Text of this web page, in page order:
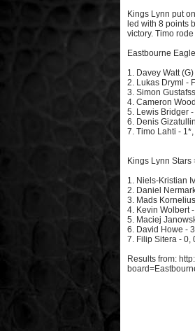
Kings Lynn put
led with 8 points
victory. Timo
Eastbourne
1. Davey Watt
2. Lukas Dryml -
3. Simon
4. Cameron
5. Lewis Bridger
6. Denis
7. Timo Lahti -
Kings Lynn Stars
1. Niels-Kristian
2. Daniel
3. Mads
4. Kevin Wolbert
5. Maciej
6. David Howe -
7. Filip Sitera - 0,
Results from: